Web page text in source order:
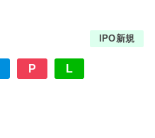
IPO新規
P L